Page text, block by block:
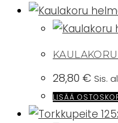
28,80 € Sis.
LISÄÄ